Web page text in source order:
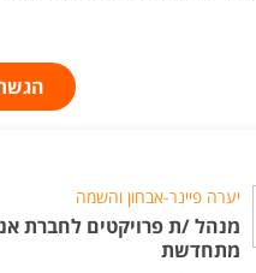
יערה פיינר-אבחון והשמה
מנהל /ת פרויקטים לחברת
מתחדשת